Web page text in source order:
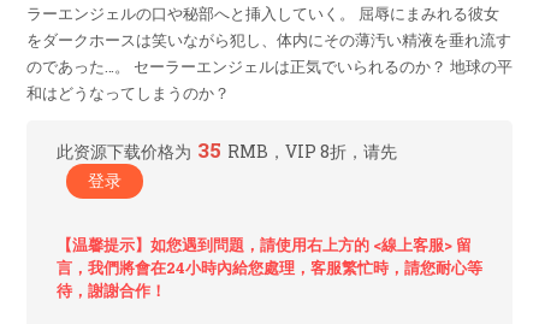
ラーエンジェルの口や秘部へと挿入していく。 屈辱にまみれる彼女
をダークホースは笑いながら犯し、体内にその薄汚い精液を垂れ流す
のであった…。 セーラーエンジェルは正気でいられるのか？ 地球の平
和はどうなってしまうのか？
此资源下载价格为 35 RMB，VIP 8折，请先
登录
【温馨提示】如您遇到問題，請使用右上方的 <線上客服> 留
言，我們將會在24小時內給您處理，客服繁忙時，請您耐心等
待，謝謝合作！